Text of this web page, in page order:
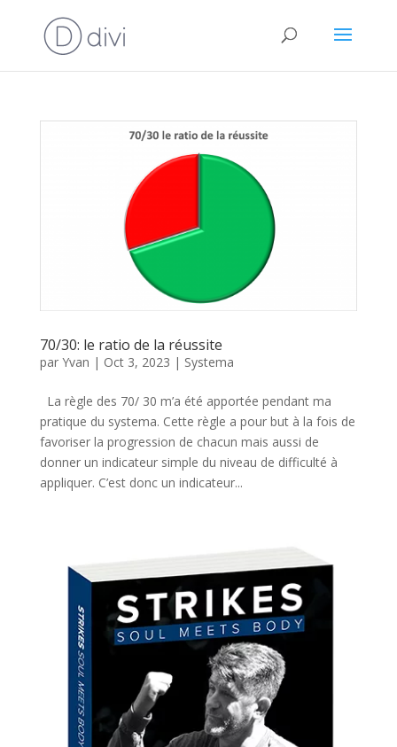
70/30: le ratio de la réussite
par Yvan | Oct 3, 2023 | Systema
La règle des 70/ 30 m’a été apportée pendant ma
pratique du systema. Cette règle a pour but à la fois de
favoriser la progression de chacun mais aussi de
donner un indicateur simple du niveau de difficulté à
appliquer. C’est donc un indicateur...